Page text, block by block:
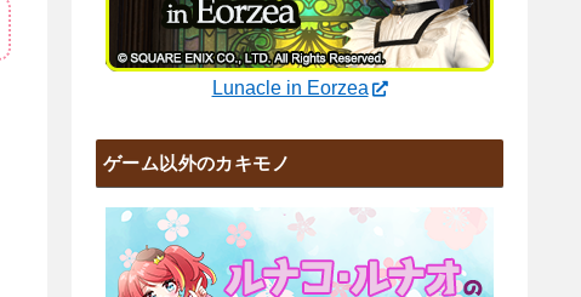
Lunacle in Eorzea
ゲーム以外のカキモノ